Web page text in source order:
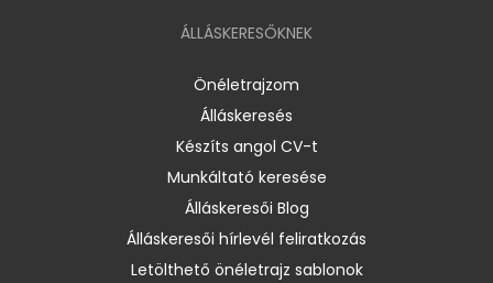
ÁLLÁSKERESŐKNEK
Önéletrajzom
Álláskeresés
Készíts angol CV-t
Munkáltató keresése
Álláskeresői Blog
Álláskeresői hírlevél feliratkozás
Letölthető önéletrajz sablonok